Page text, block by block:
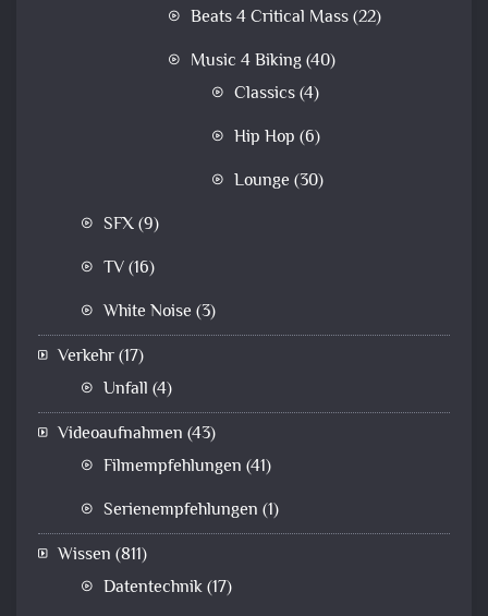
Beats 4 Critical Mass(22)
Music 4 Biking(40)
Classics(4)
Hip Hop (6)
Lounge (30)
SFX(9)
TV(16)
White Noise (3)
Verkehr(17)
Unfall (4)
Videoaufnahmen (43)
Filmempfehlungen (41)
Serienempfehlungen (1)
Wissen (811)
Datentechnik(17)